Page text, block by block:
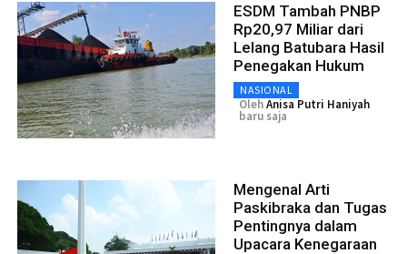
ESDM Tambah PNBP
Rp20,97 Miliar dari
Lelang Batubara Hasil
Penegakan Hukum
NASIONAL
OlehAnisa Putri Haniyah
baru saja
Mengenal Arti
Paskibraka dan Tugas
Pentingnya dalam
Upacara Kenegaraan